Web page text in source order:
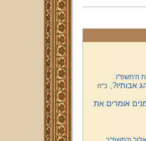
ה'תשפ''ו
אבותיו?,כ"ה
אומרים את